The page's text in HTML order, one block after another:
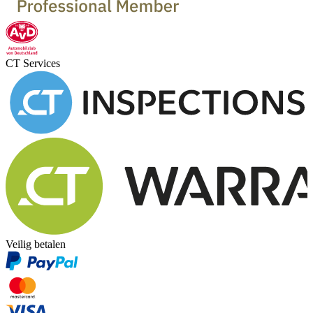
CT Services
Veilig betalen